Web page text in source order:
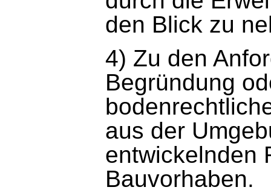
den Blick zu
4) Zu den
Begründung
aus der
entwickelnden
Bauvorhaben.